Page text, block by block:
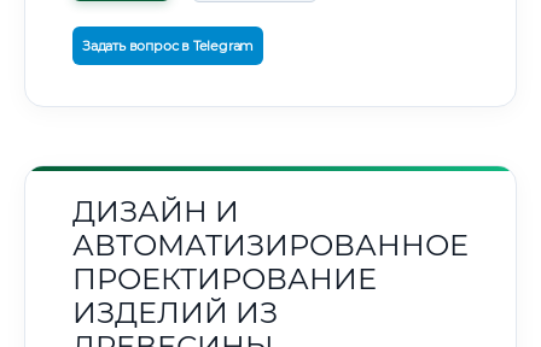
Задать вопрос в Telegram
ДИЗАЙН И
АВТОМАТИЗИРОВАННОЕ
ПРОЕКТИРОВАНИЕ
ИЗДЕЛИЙ ИЗ